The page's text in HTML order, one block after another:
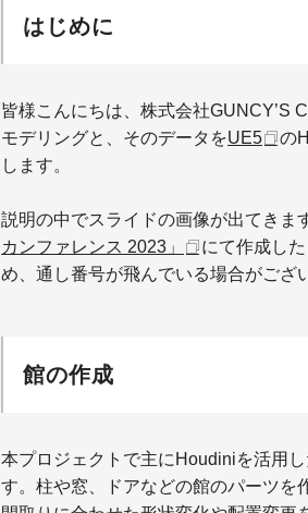
はじめに
皆様こんにちは、株式会社GUNCY’S
モデリングと、そのデータをUE5
の
します。
説明の中でスライドの画像が出てきま
カンファレンス 2023」
にて作成し
め、通し番号が飛んでいる場合がござ
館の作成
本プロジェクトで主にHoudiniを活用
す。柱や窓、ドアなどの館のパーツを